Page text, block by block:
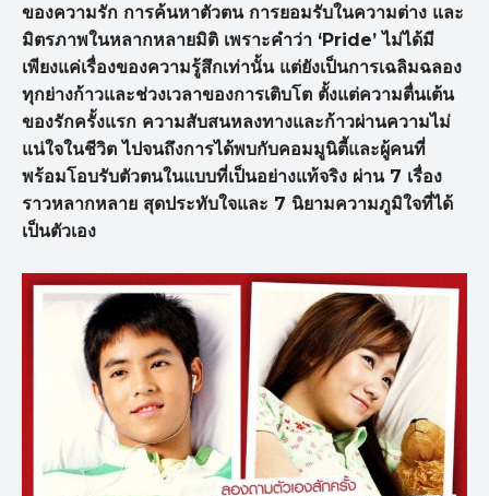
ของความรัก การค้นหาตัวตน การยอมรับในความต่าง และ
มิตรภาพในหลากหลายมิติ เพราะคำว่า ‘Pride’ ไม่ได้มี
เพียงแค่เรื่องของความรู้สึกเท่านั้น แต่ยังเป็นการเฉลิมฉลอง
ทุกย่างก้าวและช่วงเวลาของการเติบโต ตั้งแต่ความตื่นเต้น
ของรักครั้งแรก ความสับสนหลงทางและก้าวผ่านความไม่
แน่ใจในชีวิต ไปจนถึงการได้พบกับคอมมูนิตี้และผู้คนที่
พร้อมโอบรับตัวตนในแบบที่เป็นอย่างแท้จริง ผ่าน 7 เรื่อง
ราวหลากหลาย สุดประทับใจและ 7 นิยามความภูมิใจที่ได้
เป็นตัวเอง